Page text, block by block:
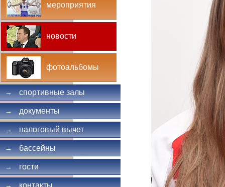
мероприятия
новости
фотоальбомы
→ спортивные залы
→ документы
→ налоговый вычет
→ бассейны
→ гости
контакты